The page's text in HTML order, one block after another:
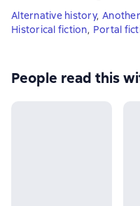
Alternative history,
Historical fiction, Portal
People read this